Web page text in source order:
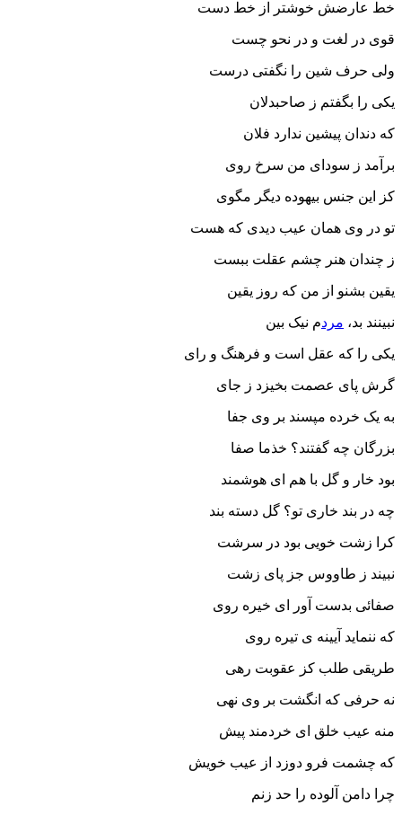
خط عارضش خوشتر از خط دست
قوی در لغت و در نحو چست
ولی حرف شین را نگفتی درست
یکی را بگفتم ز صاحبدلان
که دندان پیشین ندارد فلان
برآمد ز سودای من سرخ روی
کز این جنس بیهوده دیگر مگوی
تو در وی همان عیب دیدی که هست
ز چندان هنر چشم عقلت ببست
یقین بشنو از من که روز یقین
نبینند بد، مردم نیک بین
یکی را که عقل است و فرهنگ و رای
گرش پای عصمت بخیزد ز جای
به یک خرده مپسند بر وی جفا
بزرگان چه گفتند؟ خذما صفا
بود خار و گل با هم ای هوشمند
چه در بند خاری تو؟ گل دسته بند
کرا زشت خویی بود در سرشت
نبیند ز طاووس جز پای زشت
صفائی بدست آور ای خیره روی
که ننماید آیینه ی تیره روی
طریقی طلب کز عقوبت رهی
نه حرفی که انگشت بر وی نهی
منه عیب خلق ای خردمند پیش
که چشمت فرو دوزد از عیب خویش
چرا دامن آلوده را حد زنم